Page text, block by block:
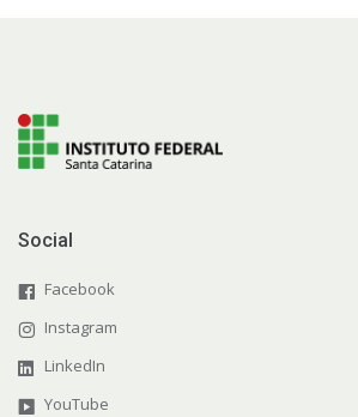
Social
Facebook
Instagram
LinkedIn
YouTube